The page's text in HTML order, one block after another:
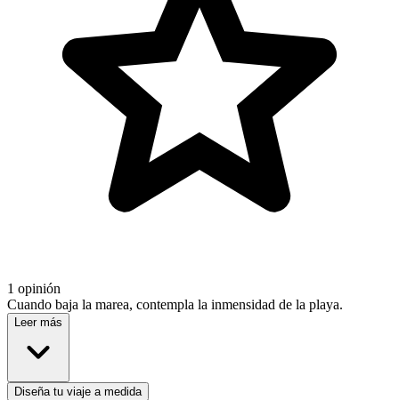
1 opinión
Cuando baja la marea, contempla la inmensidad de la playa.
Leer más
Diseña tu viaje a medida